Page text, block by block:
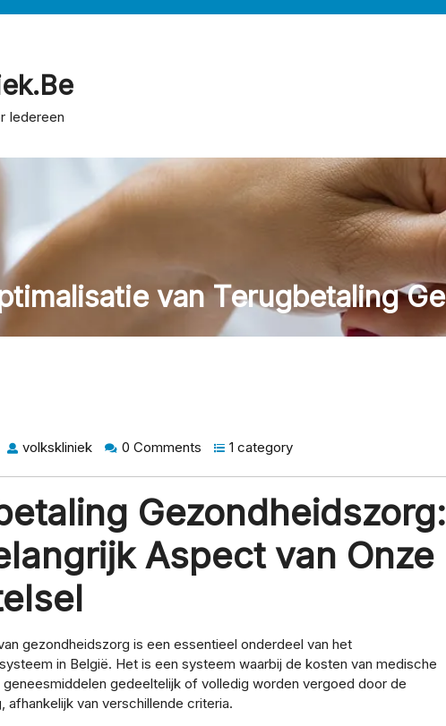
Iedereen
van Terugbetaling
volkskliniek 0 Comments 1 category
Gezondheidszorg:
Aspect van Onze
gezondheidszorg is een essentieel onderdeel van het
in België. Het is een systeem waarbij de kosten van medische
geneesmiddelen gedeeltelijk of volledig worden vergoed door de
afhankelijk van verschillende criteria.